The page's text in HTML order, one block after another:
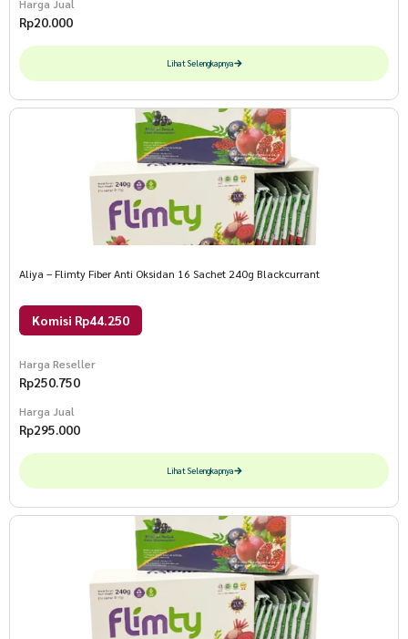
Harga Jual
Rp20.000
Lihat Selengkapnya
Aliya – Flimty Fiber Anti Oksidan 16 Sachet 240g Blackcurrant
Komisi Rp44.250
Harga Reseller
Rp250.750
Harga Jual
Rp295.000
Lihat Selengkapnya